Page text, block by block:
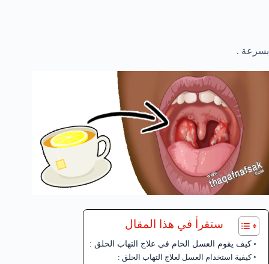
بسرعة .
ستقرأ في هذا المقال
كيف يقوم العسل الخام في علاج التهاب الحلق :
كيفية استخدام العسل لعلاج التهاب الحلق :